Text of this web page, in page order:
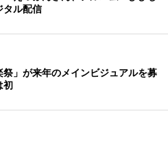
タル配信
祭」が来年のメインビジュアルを募
初